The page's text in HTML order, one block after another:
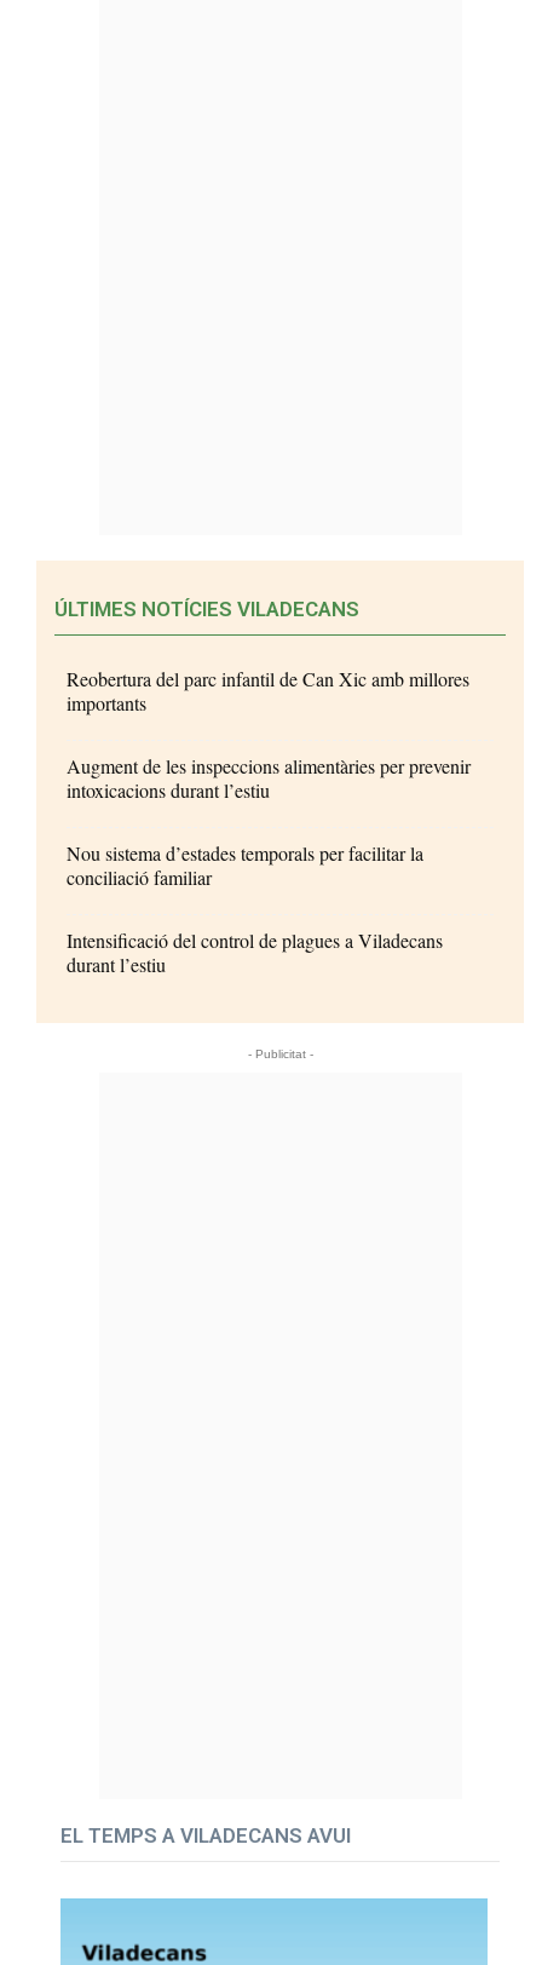
ÚLTIMES NOTÍCIES VILADECANS
Reobertura del parc infantil de Can Xic amb millores
importants
Augment de les inspeccions alimentàries per prevenir
intoxicacions durant l’estiu
Nou sistema d’estades temporals per facilitar la
conciliació familiar
Intensificació del control de plagues a Viladecans
durant l’estiu
- Publicitat -
EL TEMPS A VILADECANS AVUI